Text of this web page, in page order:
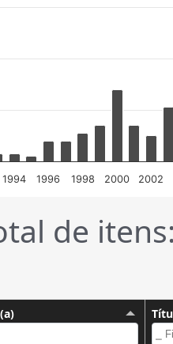
1994 1996 1998 2000 2002
de